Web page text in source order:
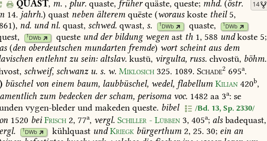
14
QUAST, m. , plur.quaste, früherquäste,queste; mhd.(östr.
14. jahrh.) quast neben älterem quëste (woraus koste theil5,
nd. undnl. quast, schwed. qwast, s. 1DWb quaste, 1DWb
, 1DWb queste undderbildungwegen ast th 1, 588 undkoste 5;
(den oberdeutschen mundarten fremde) wortscheintaus dem
entlehntzu sein:altslav. kustŭ, virgulta, russ. chvostŭ, böhm.
schweif, schwanzu. s. w. Miklosich 325. 1089. Schade2 695a.
büschelvon einem baum, laubbüschel, wedel, flabellum Kilian 420b,
zum bedecken derscham, perisomavoc. 1482 aa 3a: se
vygen-bleder und makeden queste. bibel /Bd. 13, Sp. 2330/
1520 bei Frisch 2, 77a, vergl. Schiller - Lübben 3, 405a; als badequast,
1DWb kühlquast und Kriegk bürgerthum 2, 25. 30; ein an